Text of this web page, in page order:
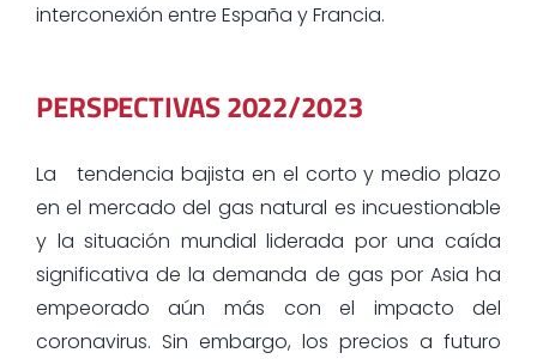
interconexión entre España y Francia.
PERSPECTIVAS 2022/2023
La tendencia bajista en el corto y medio plazo
en el mercado del gas natural es incuestionable
y la situación mundial liderada por una caída
significativa de la demanda de gas por Asia ha
empeorado aún más con el impacto del
coronavirus. Sin embargo, los precios a futuro